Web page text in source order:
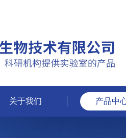
关于我们 产品中